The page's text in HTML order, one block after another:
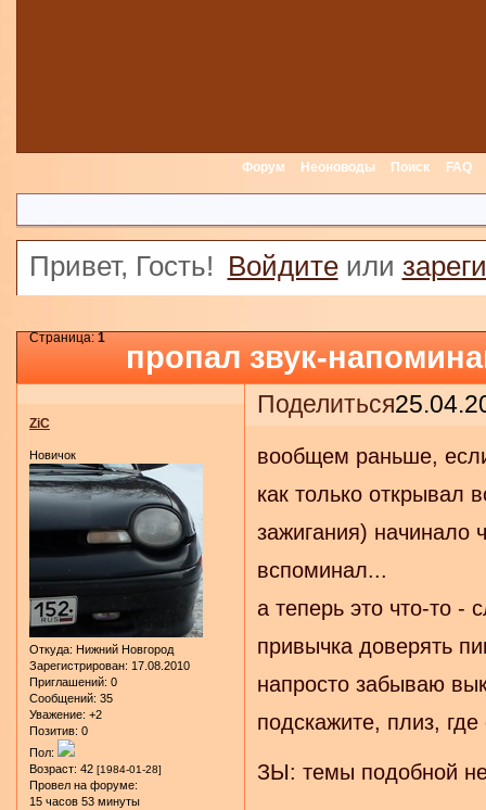
Форум Неоноводы Поиск FAQ
Привет, Гость! Войдитеили
пропал звук-
Страница:1
Поделиться
ZiC
Новичок
Откуда: Нижний Новгород
Зарегистрирован: 17.08.2010
Приглашений: 0
Сообщений: 35
Уважение: +2
Позитив: 0
Пол:
Возраст: 42 [1984-01-28]
Провел на форуме:
15 часов 53 минуты
вообщем раньше,
как только открывал
зажигания) начинало
вспоминал...
а теперь это что-то -
привычка доверять
напросто забываю
подскажите, плиз, где
ЗЫ: темы подобной